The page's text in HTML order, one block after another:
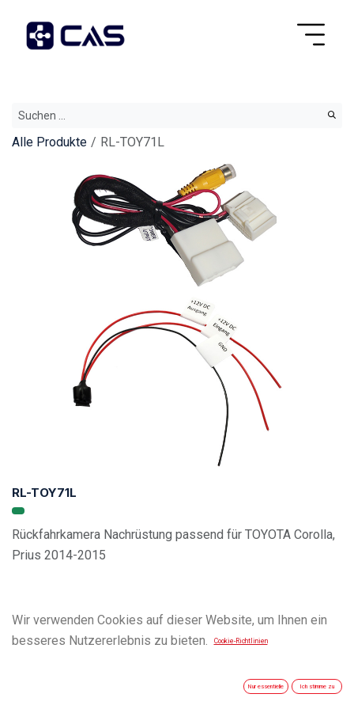
Alle Produkte RL-TOY71L
RL-TOY71L
Rückfahrkamera Nachrüstung passend für TOYOTA Corolla,
Prius 2014-2015
Wir verwenden Cookies auf dieser Website, um Ihnen ein
besseres Nutzererlebnis zu bieten.
Cookie-Richtlinien
Nur essentielle Ich stimme zu